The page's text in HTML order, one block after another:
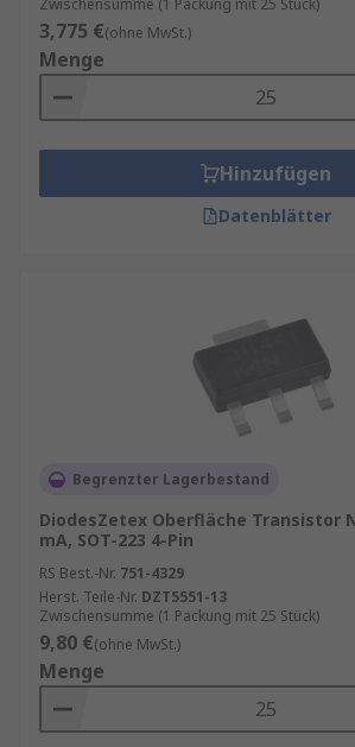
Zwischensumme (1 Packung mit 25 Stück)
3,775 €(ohne MwSt.)
Menge
Hinzufügen
Datenblätter
Begrenzter Lagerbestand
DiodesZetex Oberfläche Transistor
mA, SOT-223 4-Pin
RS Best.-Nr. 751-4329
Herst. Teile-Nr. DZT5551-13
Zwischensumme (1 Packung mit 25 Stück)
9,80 €(ohne MwSt.)
Menge